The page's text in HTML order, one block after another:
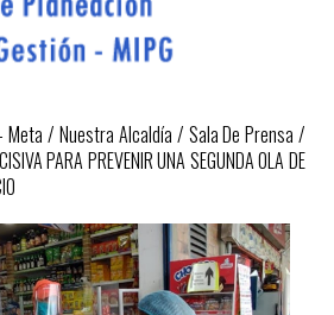
Meta / Nuestra Alcaldía / Sala De Prensa /
PARA PREVENIR UNA SEGUNDA OLA DE